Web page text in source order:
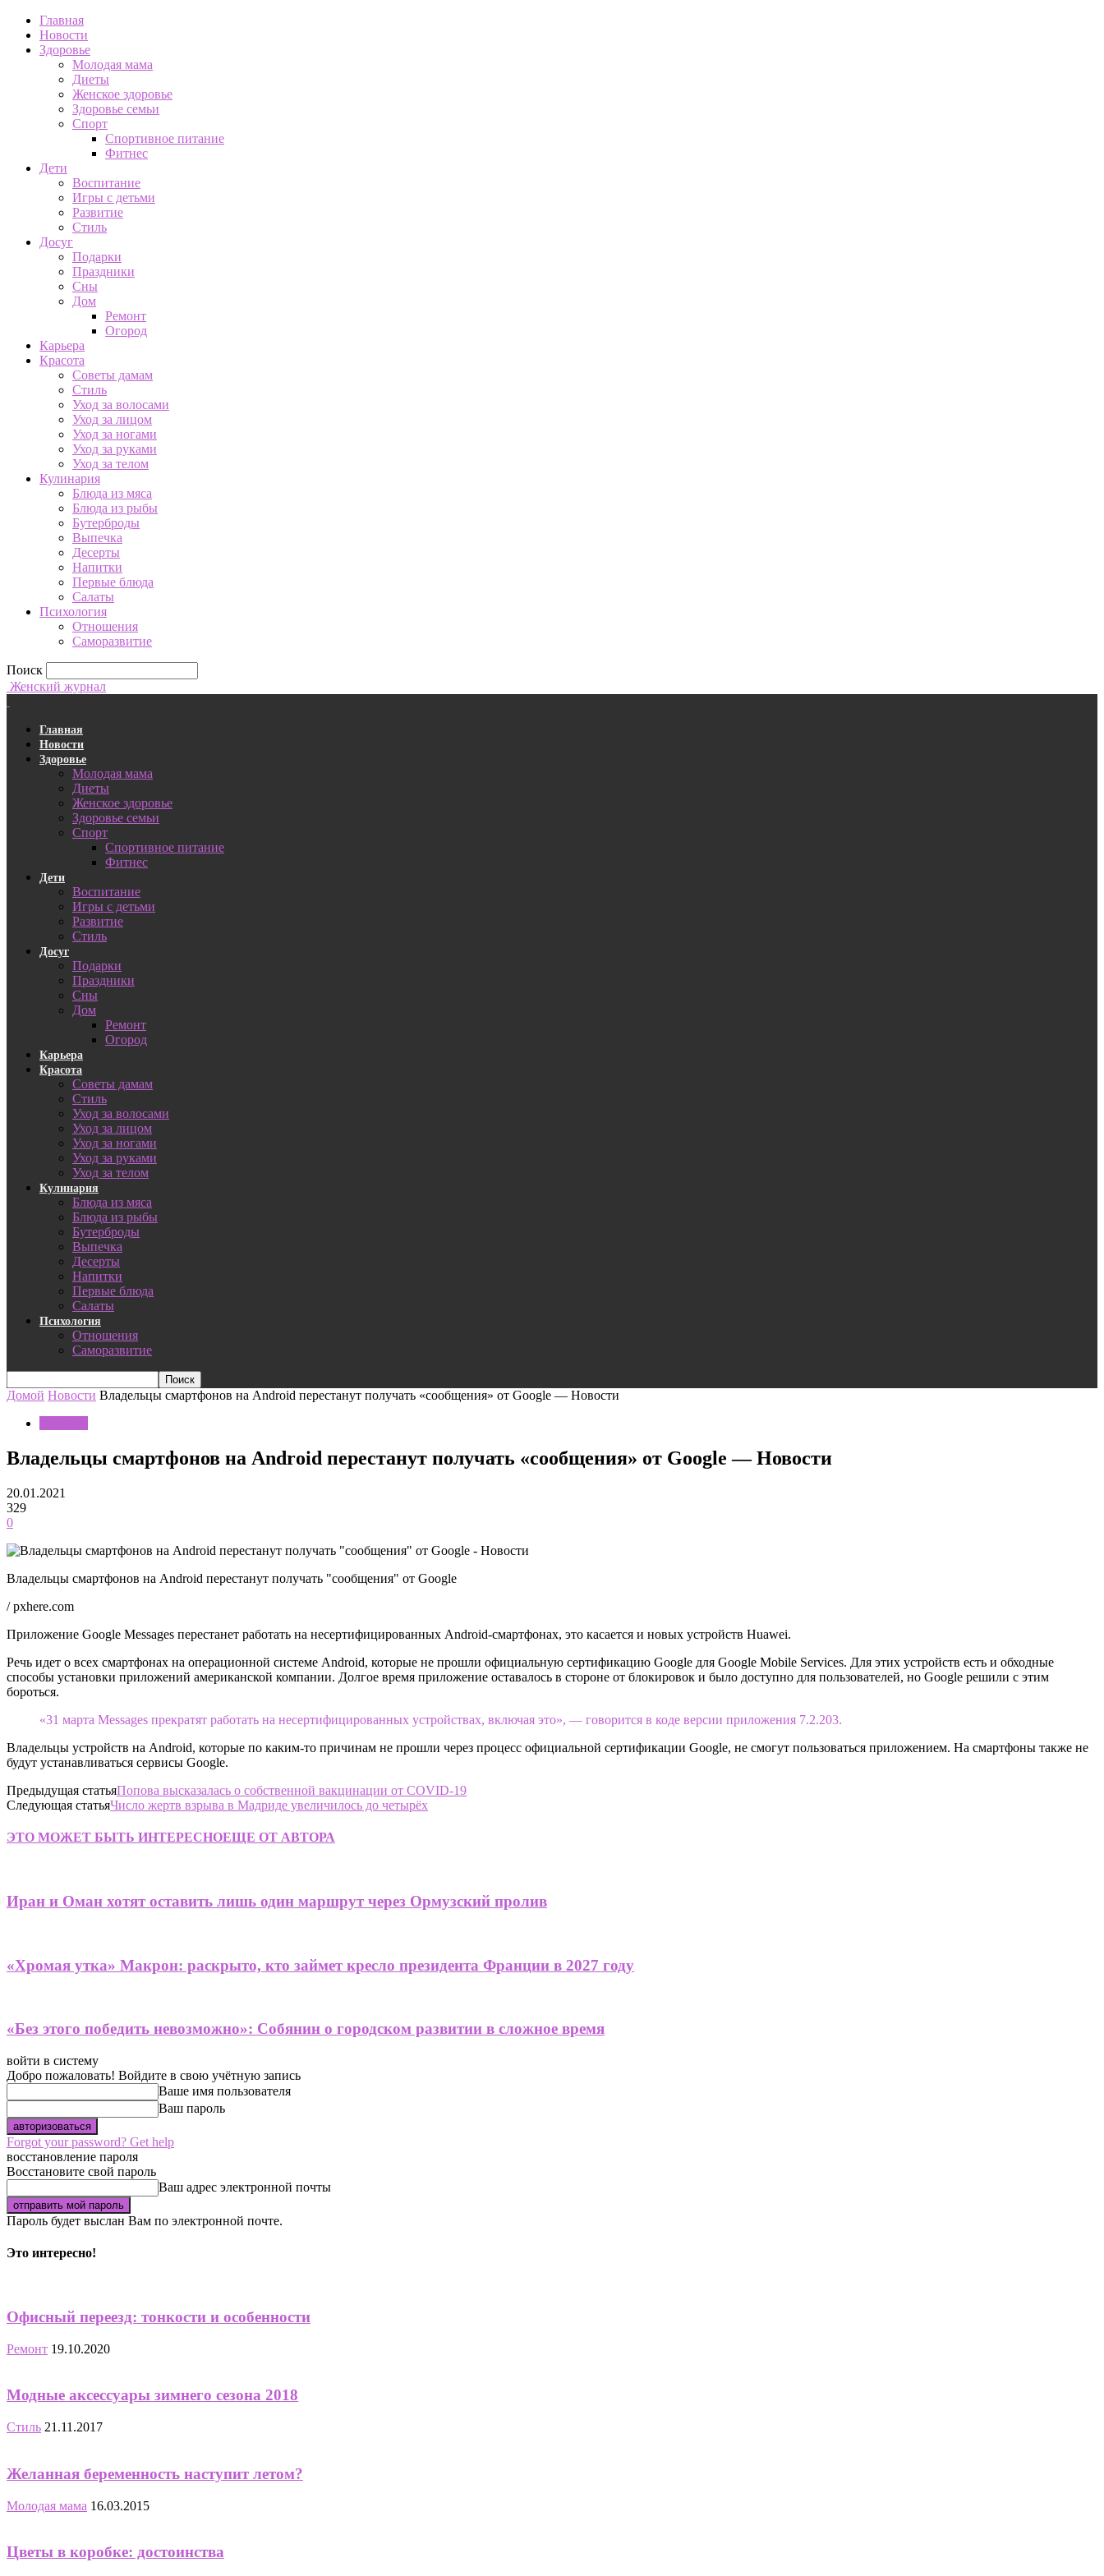
Главная
Новости
Здоровье
Молодая мама
Диеты
Женское здоровье
Здоровье семьи
Спорт
Спортивное питание
Фитнес
Дети
Воспитание
Игры с детьми
Развитие
Стиль
Досуг
Подарки
Праздники
Сны
Дом
Ремонт
Огород
Карьера
Красота
Советы дамам
Стиль
Уход за волосами
Уход за лицом
Уход за ногами
Уход за руками
Уход за телом
Кулинария
Блюда из мяса
Блюда из рыбы
Бутерброды
Выпечка
Десерты
Напитки
Первые блюда
Салаты
Психология
Отношения
Саморазвитие
Поиск
Женский журнал
Главная
Новости
Здоровье
Молодая мама
Диеты
Женское здоровье
Здоровье семьи
Спорт
Спортивное питание
Фитнес
Дети
Воспитание
Игры с детьми
Развитие
Стиль
Досуг
Подарки
Праздники
Сны
Дом
Ремонт
Огород
Карьера
Красота
Советы дамам
Стиль
Уход за волосами
Уход за лицом
Уход за ногами
Уход за руками
Уход за телом
Кулинария
Блюда из мяса
Блюда из рыбы
Бутерброды
Выпечка
Десерты
Напитки
Первые блюда
Салаты
Психология
Отношения
Саморазвитие
Домой Новости Владельцы смартфонов на Android перестанут получать «сообщения» от Google — Новости
Владельцы смартфонов на Android перестанут получать «сообщения» от Google — Новости
20.01.2021
329
0
Владельцы смартфонов на Android перестанут получать "сообщения" от Google
/ pxhere.com
Приложение Google Messages перестанет работать на несертифицированных Android-смартфонах, это касается и новых устройств Huawei.
Речь идет о всех смартфонах на операционной системе Android, которые не прошли официальную сертификацию Google для Google Mobile Services. Для этих устройств есть и обходные
способы установки приложений американской компании. Долгое время приложение оставалось в стороне от блокировок и было доступно для пользователей, но Google решили с этим
бороться.
«31 марта Messages прекратят работать на несертифицированных устройствах, включая это», — говорится в коде версии приложения 7.2.203.
Владельцы устройств на Android, которые по каким-то причинам не прошли через процесс официальной сертификации Google, не смогут пользоваться приложением. На смартфоны также не
будут устанавливаться сервисы Google.
Предыдущая статьяПопова высказалась о собственной вакцинации от COVID-19
Следующая статьяЧисло жертв взрыва в Мадриде увеличилось до четырёх
ЭТО МОЖЕТ БЫТЬ ИНТЕРЕСНОЕЩЕ ОТ АВТОРА
Иран и Оман хотят оставить лишь один маршрут через Ормузский пролив
«Хромая утка» Макрон: раскрыто, кто займет кресло президента Франции в 2027 году
«Без этого победить невозможно»: Собянин о городском развитии в сложное время
войти в систему
Добро пожаловать! Войдите в свою учётную запись
Ваше имя пользователя
Ваш пароль
Forgot your password? Get help
восстановление пароля
Восстановите свой пароль
Ваш адрес электронной почты
Пароль будет выслан Вам по электронной почте.
Это интересно!
Офисный переезд: тонкости и особенности
Ремонт 19.10.2020
Модные аксессуары зимнего сезона 2018
Стиль 21.11.2017
Желанная беременность наступит летом?
Молодая мама 16.03.2015
Цветы в коробке: достоинства